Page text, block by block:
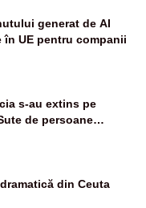
generat de AI
UE pentru companii
s-au extins pe
de persoane
blocate de
din Ceuta